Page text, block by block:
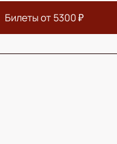
Билеты от 5300₽